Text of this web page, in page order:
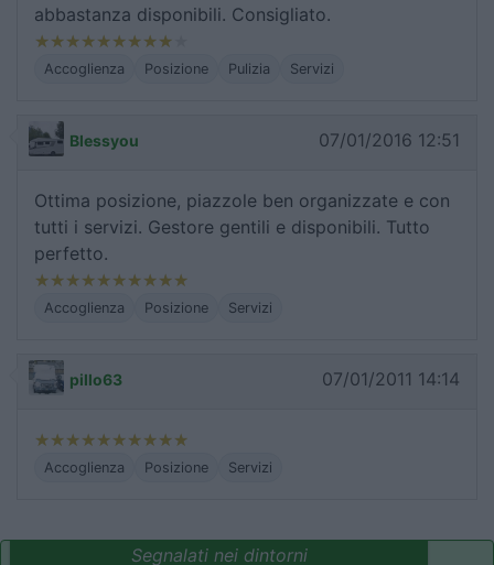
abbastanza disponibili. Consigliato.
Accoglienza Posizione Pulizia Servizi
Blessyou 07/01/2016 12:51
Ottima posizione, piazzole ben organizzate e con
tutti i servizi. Gestore gentili e disponibili. Tutto
perfetto.
Accoglienza Posizione Servizi
pillo63 07/01/2011 14:14
Accoglienza Posizione Servizi
Segnalati nei dintorni